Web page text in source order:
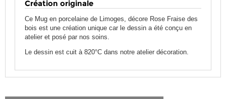
Création originale
Ce Mug en porcelaine de Limoges, décore Rose Fraise des
bois est une création unique car le dessin a été conçu en
atelier et posé par nos soins.
Le dessin est cuit à 820°C dans notre atelier décoration.